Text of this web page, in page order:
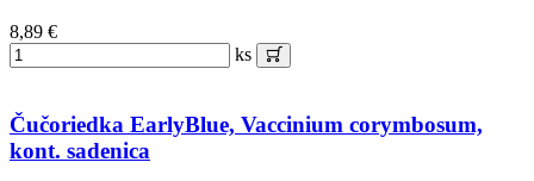
8,89 €
ks
Čučoriedka EarlyBlue, Vaccinium corymbosum,
kont. sadenica